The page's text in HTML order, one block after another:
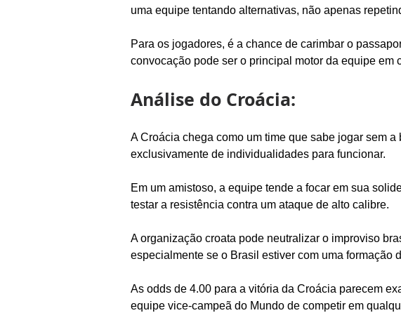
uma equipe tentando alternativas, não apenas
Para os jogadores, é a chance de carimbar o
convocação pode ser o principal motor da equipe em
Análise do Croácia:
A Croácia chega como um time que sabe jogar sem
exclusivamente de individualidades para funcionar.
Em um amistoso, a equipe tende a focar em sua
testar a resistência contra um ataque de alto calibre.
A organização croata pode neutralizar o improviso
especialmente se o Brasil estiver com uma formação
As odds de 4.00 para a vitória da Croácia parecem
equipe vice-campeã do Mundo de competir em